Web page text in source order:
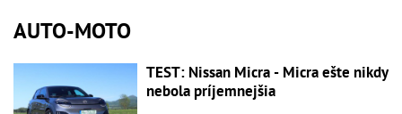
AUTO-MOTO
TEST: Nissan Micra - Micra ešte nikdy
nebola príjemnejšia